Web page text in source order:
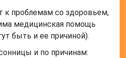
к проблемам со здоровьем,
медицинская помощь
быть и ее причиной).
и по причинам: